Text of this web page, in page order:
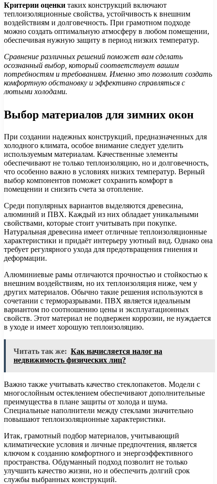
Критерии оценки таких конструкций включают
теплоизоляционные свойства, устойчивость к внешним
воздействиям и долговечность. При грамотном подходе
можно создать оптимальную атмосферу в любом помещении,
обеспечивая нужную защиту в период низких температур.
Сравнение различных решений поможет вам сделать
осознанный выбор, который соответствует вашим
потребностям и требованиям. Именно это позволит создать
комфортную обстановку и эффективно справляться с
лютыми холодами.
Выбор материалов для зимних окон
При создании надежных конструкций, предназначенных для
холодного климата, особое внимание следует уделить
используемым материалам. Качественные элементы
обеспечивают не только теплоизоляцию, но и долговечность,
что особенно важно в условиях низких температур. Верный
выбор компонентов поможет сохранить комфорт в
помещении и снизить счета за отопление.
Среди популярных вариантов выделяются древесина,
алюминий и ПВХ. Каждый из них обладает уникальными
свойствами, которые стоит учитывать при покупке.
Натуральная древесина имеет отличные теплоизоляционные
характеристики и придаёт интерьеру уютный вид. Однако она
требует регулярного ухода для предотвращения гниения и
деформации.
Алюминиевые рамы отличаются прочностью и стойкостью к
внешним воздействиям, но их теплоизоляция ниже, чем у
других материалов. Обычно такие решения используются в
сочетании с терморазрывами. ПВХ является идеальным
вариантом по соотношению цены и эксплуатационных
свойств. Этот материал не подвержен коррозии, не нуждается
в уходе и имеет хорошую теплоизоляцию.
Читать так же: Как начисляется налог на
недвижимость физических лиц?
Важно также учитывать качество стеклопакетов. Модели с
многослойным остеклением обеспечивают дополнительные
преимущества в плане защиты от холода и шума.
Специальные наполнители между стеклами значительно
повышают теплоизоляционные характеристики.
Итак, грамотный подбор материалов, учитывающий
климатические условия и личные предпочтения, является
ключом к созданию комфортного и энергоэффективного
пространства. Обдуманный подход позволит не только
улучшить качество жизни, но и обеспечить долгий срок
службы выбранных конструкций.